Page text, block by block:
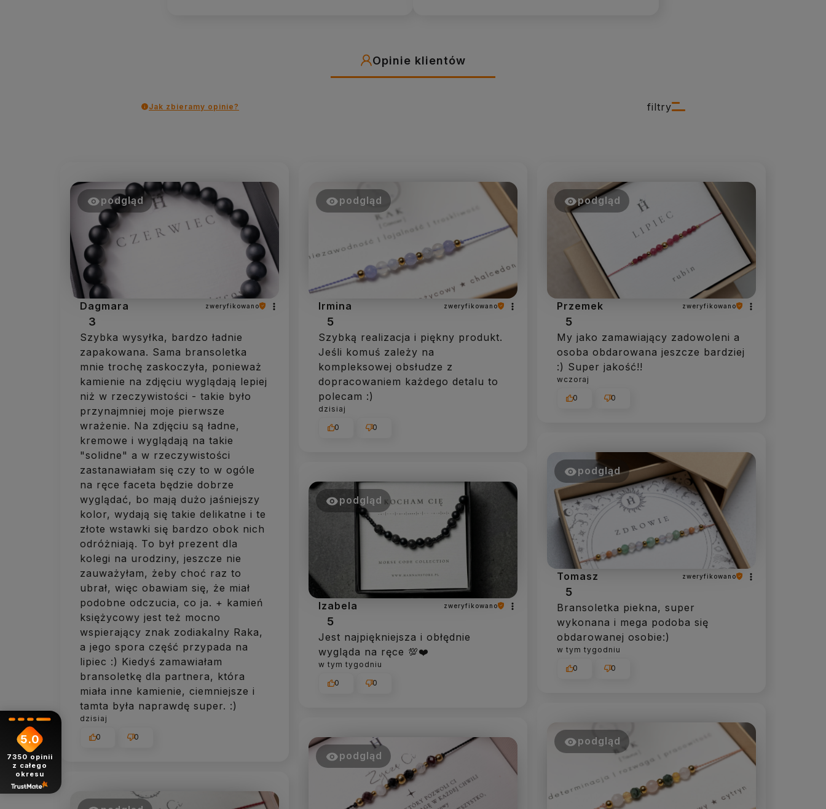
Opinie klientów
filtry
Jak zbieramy opinie?
podgląd
Dagmara zweryfikowano
3
Szybka wysyłka, bardzo ładnie
zapakowana. Sama bransoletka
mnie trochę zaskoczyła, ponieważ
kamienie na zdjęciu wyglądają lepiej
niż w rzeczywistości - takie było
przynajmniej moje pierwsze
wrażenie. Na zdjęciu są ładne,
kremowe i wyglądają na takie
"solidne" a w rzeczywistości
zastanawiałam się czy to w ogóle
na ręce faceta będzie dobrze
wyglądać, bo mają dużo jaśniejszy
kolor, wydają się takie delikatne i te
złote wstawki się bardzo obok nich
odróżniają. To był prezent dla
kolegi na urodziny, jeszcze nie
zauważyłam, żeby choć raz to
ubrał, więc obawiam się, że miał
podobne odczucia, co ja. + kamień
księżycowy jest też mocno
wspierający znak zodiakalny Raka,
a jego spora część przypada na
lipiec :) Kiedyś zamawiałam
bransoletkę dla partnera, która
miała inne kamienie, ciemniejsze i
tamta była naprawdę super. :)
dzisiaj
0 0
podgląd
Irmina zweryfikowano
5
Szybką realizacja i piękny produkt.
Jeśli komuś zależy na
kompleksowej obsłudze z
dopracowaniem każdego detalu to
polecam :)
dzisiaj
0 0
podgląd
Przemek zweryfikowano
5
My jako zamawiający zadowoleni a
osoba obdarowana jeszcze bardziej
:) Super jakość!!
wczoraj
0 0
podgląd
Tomasz zweryfikowano
5
Bransoletka piekna, super
wykonana i mega podoba się
obdarowanej osobie:)
w tym tygodniu
0 0
podgląd
Izabela zweryfikowano
5
Jest najpiękniejsza i obłędnie
wygląda na ręce 💯❤️
w tym tygodniu
0 0
podgląd
podgląd
5.0
7350 opinii
z całego
okresu